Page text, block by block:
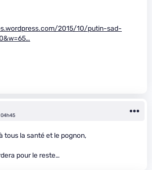
2015/10/putin-sad-
tous la santé et le pognon,
pour le reste…